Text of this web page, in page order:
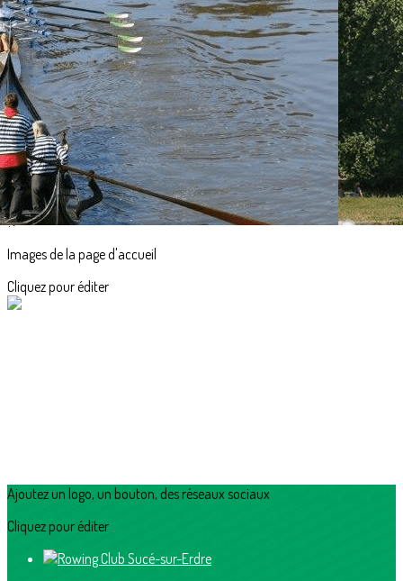
Exporter les lignes sélectionnées
Exporter toutes les colonnes
Exporter uniquement les colonnes affichées
Menu
<
>
Accueil
Actualités
L'aviron en images
?>
Images de la page d'accueil
Cliquez pour éditer
Ajoutez un logo, un bouton, des réseaux sociaux
Cliquez pour éditer